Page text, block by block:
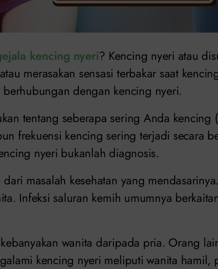
kencing nyeri? Kencing nyeri atau
merasakan sensasi terbakar saat
dengan kencing nyeri.
tentang seberapa sering Anda kencing
frekuensi kencing sering terjadi secara
nyeri bukanlah diagnosis.
masalah kesehatan yang
Infeksi saluran kemih umumnya
wanita daripada pria. Orang
kencing nyeri meliputi wanita hamil,